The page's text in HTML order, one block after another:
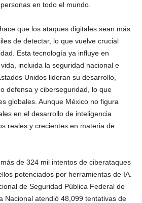
en todo el mundo.
que los ataques digitales sean más
de detectar, lo que vuelve crucial
Esta tecnología ya influye en
incluida la seguridad nacional e
Unidos lideran su desarrollo,
defensa y ciberseguridad, lo que
globales. Aunque México no figura
en el desarrollo de inteligencia
reales y crecientes en materia de
de 324 mil intentos de ciberataques
potenciados por herramientas de IA.
de Seguridad Pública Federal de
Nacional atendió 48,099 tentativas de